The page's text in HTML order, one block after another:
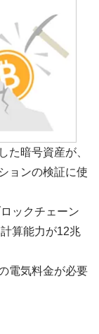
た暗号資産が、
ョンの検証に使
ックチェーン
算能力が12兆
電気料金が必要